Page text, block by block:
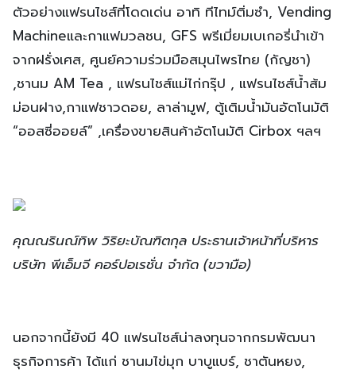
ตัวอย่างแฟรนไชส์ที่โดดเด่น อาทิ ทีไทม์ติ่มซำ, Vending
Machineและกาแฟมวลชน, GFS พรีเมี่ยมเบเกอรี่นำเข้า
จากฝรั่งเศส, ศูนย์ความร่วมมือสมุนไพรไทย (กัญชา)
,ชานม AM Tea , แฟรนไชส์แม่ไก่กรุ๊ป , แฟรนไชส์น้ำส้ม
ม่อนฝาง,กาแฟชาวดอย, ลาล่ามูฟ, ตู้เติมน้ำมันอัตโนมัติ
“ออสซี่ออยล์” ,เครื่องขายสินค้าอัตโนมัติ Cirbox ฯลฯ
คุณณรินณ์ทิพ วิริยะบัณฑิตกุล ประธานเจ้าหน้าที่บริหาร
บริษัท พีเอ็มจี คอร์ปอเรชั่น จำกัด (ขวามือ)
นอกจากนี้ยังมี 40 แฟรนไชส์น่าลงทุนจากกรมพัฒนา
ธุรกิจการค้า ได้แก่ ชานมไข่มุก บาบูแบร์, ชาตันหยง,